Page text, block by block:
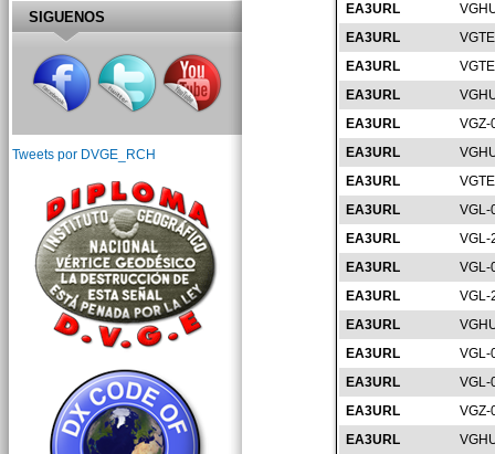
EA3URL
EA3URL
EA3URL
EA3URL
EA3URL
VGZ-
EA3URL
EA3URL
EA3URL
VGL-
EA3URL
VGL-
EA3URL
VGL-
EA3URL
VGL-
EA3URL
EA3URL
VGL-
EA3URL
VGL-
EA3URL
VGZ-
EA3URL
SIGUENOS
Tweets por DVGE_RCH